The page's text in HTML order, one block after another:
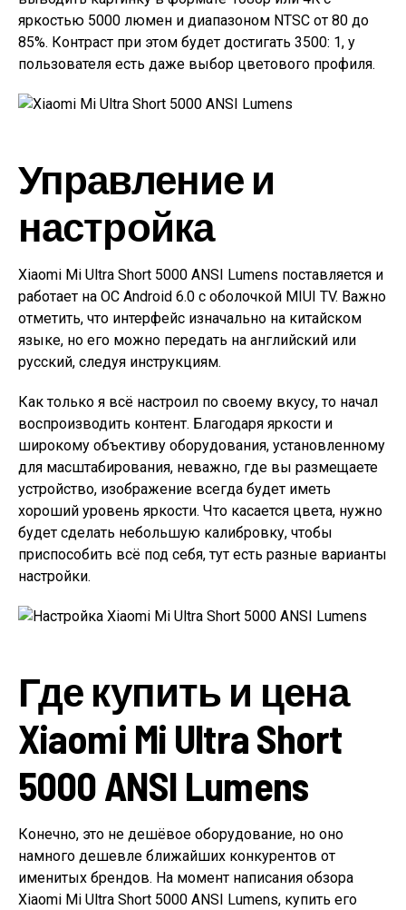
яркостью 5000 люмен и диапазоном NTSC от 80 до
85%. Контраст при этом будет достигать 3500: 1, у
пользователя есть даже выбор цветового профиля.
Управление и
настройка
Xiaomi Mi Ultra Short 5000 ANSI Lumens поставляется и
работает на ОС Android 6.0 с оболочкой MIUI TV. Важно
отметить, что интерфейс изначально на китайском
языке, но его можно передать на английский или
русский, следуя инструкциям.
Как только я всё настроил по своему вкусу, то начал
воспроизводить контент. Благодаря яркости и
широкому объективу оборудования, установленному
для масштабирования, неважно, где вы размещаете
устройство, изображение всегда будет иметь
хороший уровень яркости. Что касается цвета, нужно
будет сделать небольшую калибровку, чтобы
приспособить всё под себя, тут есть разные варианты
настройки.
Где купить и цена
Xiaomi Mi Ultra Short
5000 ANSI Lumens
Конечно, это не дешёвое оборудование, но оно
намного дешевле ближайших конкурентов от
именитых брендов. На момент написания обзора
Xiaomi Mi Ultra Short 5000 ANSI Lumens, купить его